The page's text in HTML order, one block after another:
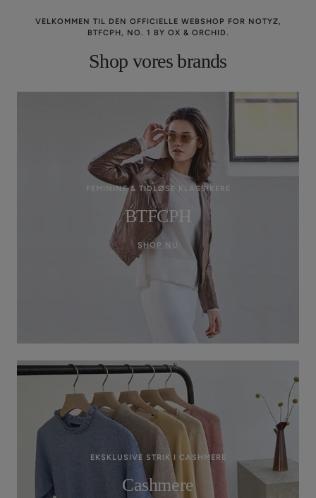
VELKOMMEN TIL DEN OFFICIELLE WEBSHOP FOR NOTYZ,
BTFCPH, NO. 1 BY OX & ORCHID.
Shop vores brands
FEMININE & TIDLØSE KLASSIKERE
BTFCPH
SHOP NU
EKSKLUSIVE STRIK I CASHMERE
Cashmere